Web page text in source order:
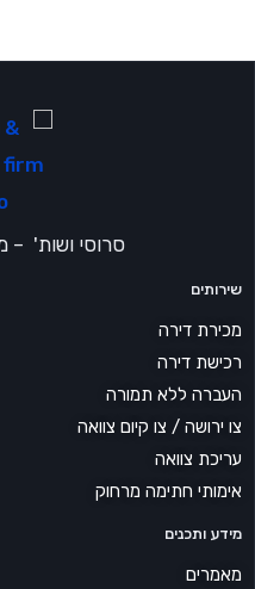
סרוסי ושות' –
שירותים
מכירת דירה
רכישת דירה
העברה ללא תמורה
צו ירושה / צו קיום צוואה
עריכת צוואה
אימותי חתימה מרחוק
מידע ותכנים
מאמרים